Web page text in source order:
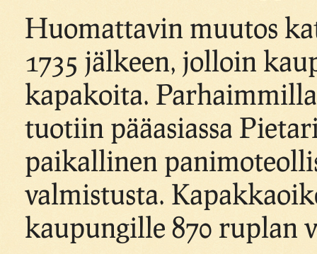
Huomattavin muutos
1735 jälkeen, jolloin
kapakoita.
tuotiin pääasiassa
paikallinen
valmistusta.
kaupungille 870 ruplan